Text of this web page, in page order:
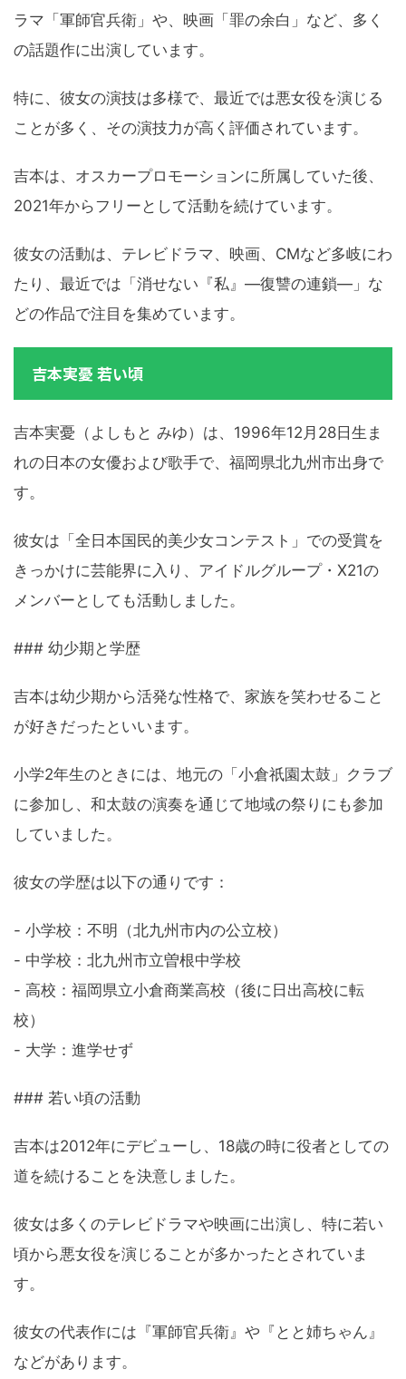
ラマ「軍師官兵衛」や、映画「罪の余白」など、多く
の話題作に出演しています。
特に、彼女の演技は多様で、最近では悪女役を演じる
ことが多く、その演技力が高く評価されています。
吉本は、オスカープロモーションに所属していた後、
2021年からフリーとして活動を続けています。
彼女の活動は、テレビドラマ、映画、CMなど多岐にわ
たり、最近では「消せない『私』―復讐の連鎖―」な
どの作品で注目を集めています。
吉本実憂 若い頃
吉本実憂（よしもと みゆ）は、1996年12月28日生ま
れの日本の女優および歌手で、福岡県北九州市出身で
す。
彼女は「全日本国民的美少女コンテスト」での受賞を
きっかけに芸能界に入り、アイドルグループ・X21の
メンバーとしても活動しました。
### 幼少期と学歴
吉本は幼少期から活発な性格で、家族を笑わせること
が好きだったといいます。
小学2年生のときには、地元の「小倉祇園太鼓」クラブ
に参加し、和太鼓の演奏を通じて地域の祭りにも参加
していました。
彼女の学歴は以下の通りです：
- 小学校：不明（北九州市内の公立校）
- 中学校：北九州市立曽根中学校
- 高校：福岡県立小倉商業高校（後に日出高校に転
校）
- 大学：進学せず
### 若い頃の活動
吉本は2012年にデビューし、18歳の時に役者としての
道を続けることを決意しました。
彼女は多くのテレビドラマや映画に出演し、特に若い
頃から悪女役を演じることが多かったとされていま
す。
彼女の代表作には『軍師官兵衛』や『とと姉ちゃん』
などがあります。